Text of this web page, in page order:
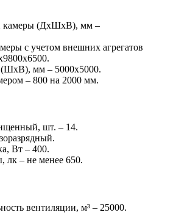
камеры (ДхШхВ), мм –
с учетом внешних агрегатов
(ШхВ), мм – 5000х5000.
– 800 на 2000 мм.
шт. – 14.
Вт – 400.
лк – не менее 650.
вентиляции, м³ – 25000.